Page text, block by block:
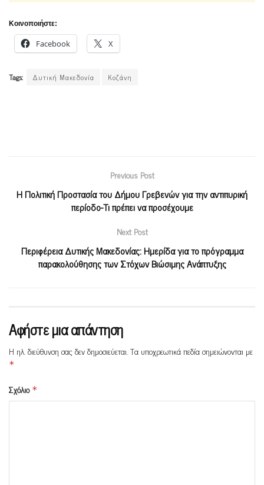
Κοινοποιήστε:
Facebook X
Tags: Δυτική Μακεδονία Κοζάνη
Previous Post
Η Πολιτική Προστασία του Δήμου Γρεβενών για την αντιπυρική
περίοδο-Τι πρέπει να προσέχουμε
Next Post
Περιφέρεια Δυτικής Μακεδονίας: Ημερίδα για το πρόγραμμα
παρακολούθησης των Στόχων Βιώσιμης Ανάπτυξης
Αφήστε μια απάντηση
Η ηλ. διεύθυνση σας δεν δημοσιεύεται.Τα υποχρεωτικά πεδία σημειώνονται με
*
Σχόλιο *